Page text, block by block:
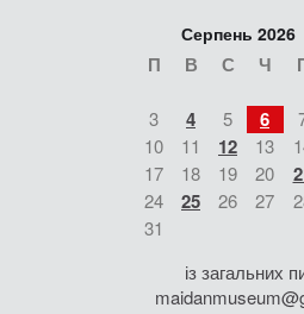
Серпень 2026
П В С Ч
3 4 5 6
10
11 12 13
17
18 19 20
24
25 26 27
31
із загальних